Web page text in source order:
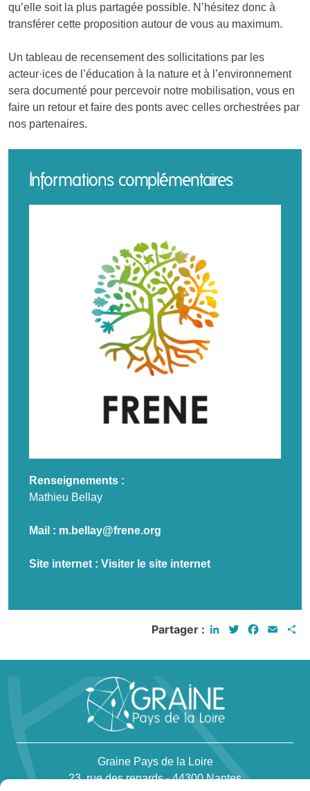
qu’elle soit la plus partagée possible. N’hésitez donc à
transférer cette proposition autour de vous au maximum.
Un tableau de recensement des sollicitations par les
acteur·ices de l’éducation à la nature et à l’environnement
sera documenté pour percevoir notre mobilisation, vous en
faire un retour et faire des ponts avec celles orchestrées par
nos partenaires.
Informations complémentaires
Renseignements :
Mathieu Bellay
Mail : m.bellay@frene.org
Site internet : Visiter le site internet
Partager : LinkedInTwitter Email
Graine Pays de la Loire
23, rue des renards - 44300 Nantes